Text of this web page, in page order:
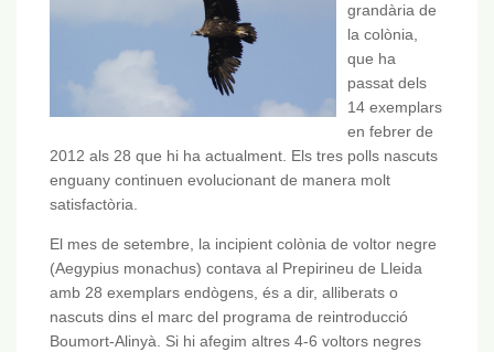
grandària de
la colònia,
que ha
passat dels
14 exemplars
en febrer de
2012 als 28 que hi ha actualment. Els tres polls nascuts
enguany continuen evolucionant de manera molt
satisfactòria.
El mes de setembre, la incipient colònia de voltor negre
(Aegypius monachus) contava al Prepirineu de Lleida
amb 28 exemplars endògens, és a dir, alliberats o
nascuts dins el marc del programa de reintroducció
Boumort-Alinyà. Si hi afegim altres 4-6 voltors negres